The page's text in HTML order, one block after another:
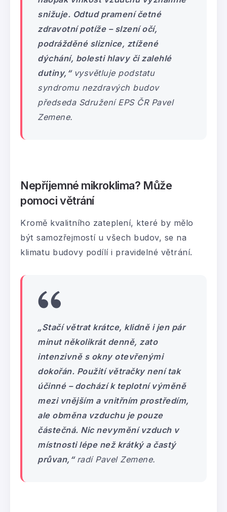
snižuje. Odtud pramení četné
zdravotní potíže – slzení očí,
podrážděné sliznice, ztížené
dýchání, bolesti hlavy či zalehlé
dutiny,“vysvětluje podstatu
syndromu nezdravých budov
předseda Sdružení EPS ČR Pavel
Zemene.
Nepříjemné mikroklima? Může
pomoci větrání
Kromě kvalitního zateplení, které by mělo
být samozřejmostí u všech budov, se na
klimatu budovy podílí i pravidelné větrání.
„Stačí větrat krátce, klidně i jen pár
minut několikrát denně, zato
intenzivně s okny otevřenými
dokořán. Použití větračky není tak
účinné – dochází k teplotní výměně
mezi vnějším a vnitřním prostředím,
ale obměna vzduchu je pouze
částečná. Nic nevymění vzduch v
místnosti lépe než krátký a častý
průvan,“radí Pavel Zemene.